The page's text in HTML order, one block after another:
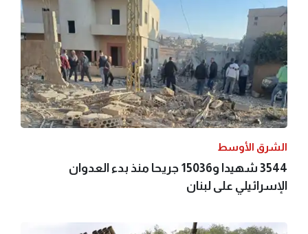
الشرق الأوسط
3544 شهيدا و15036 جريحا منذ بدء العدوان
الإسرائيلي على لبنان